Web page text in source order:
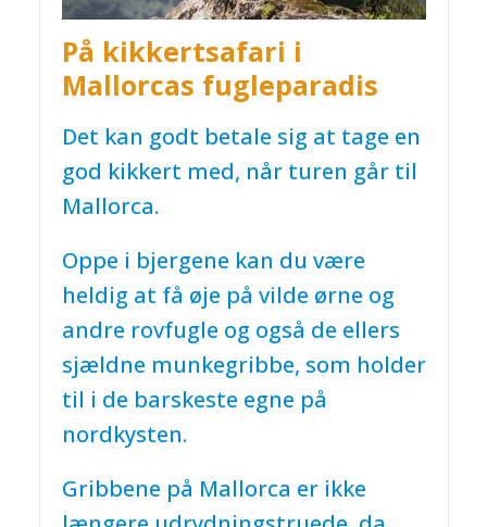
På kikkertsafari i
Mallorcas fugleparadis
Det kan godt betale sig at tage en
god kikkert med, når turen går til
Mallorca.
Oppe i bjergene kan du være
heldig at få øje på vilde ørne og
andre rovfugle og også de ellers
sjældne munkegribbe, som holder
til i de barskeste egne på
nordkysten.
Gribbene på Mallorca er ikke